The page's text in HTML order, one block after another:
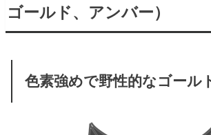
ゴールド、アンバー）
色素強めで野性的なゴール